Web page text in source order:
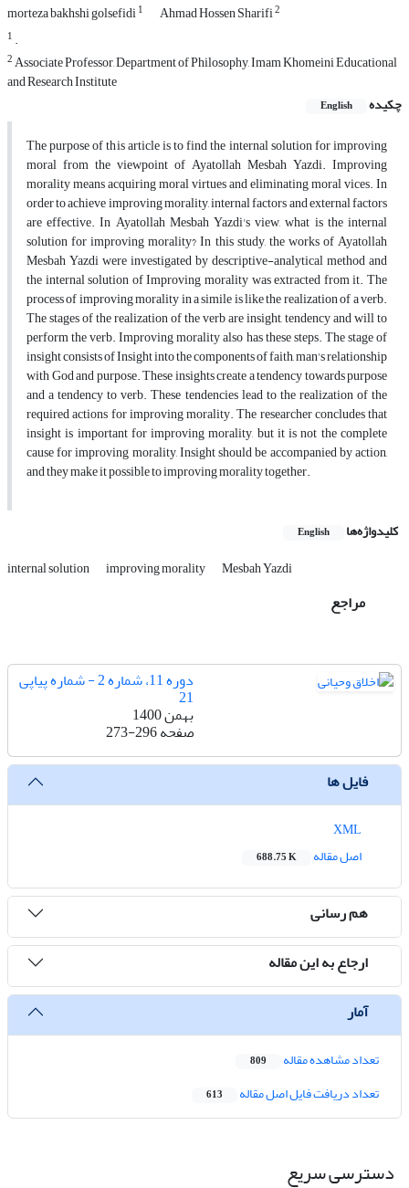
morteza bakhshi golsefidi1 Ahmad Hossen Sharifi2
1 .
2Associate Professor, Department of Philosophy, Imam Khomeini Educational
and Research Institute
چکیده
English
The purpose of this article is to find the internal solution for improving
moral from the viewpoint of Ayatollah Mesbah Yazdi. Improving
morality means acquiring moral virtues and eliminating moral vices. In
order to achieve improving morality, internal factors and external factors
are effective. In Ayatollah Mesbah Yazdi's view, what is the internal
solution for improving morality? In this study, the works of Ayatollah
Mesbah Yazdi were investigated by descriptive-analytical method and
the internal solution of Improving morality was extracted from it. The
process of improving morality in a simile is like the realization of a verb.
The stages of the realization of the verb are insight, tendency and will to
perform the verb. Improving morality also has these steps. The stage of
insight consists of Insight into the components of faith, man's relationship
with God and purpose. These insights create a tendency towards purpose
and a tendency to verb. These tendencies lead to the realization of the
required actions for improving morality. The researcher concludes that
insight is important for improving morality, but it is not the complete
cause for improving morality, Insight should be accompanied by action,
and they make it possible to improving morality together.
کلیدواژه‌ها English
internal solution improving morality Mesbah Yazdi
مراجع
دوره 11، شماره 2 - شماره پیاپی
21
بهمن 1400
صفحه273-296
فایل ها
اصل مقاله
688.75 K
هم رسانی
ارجاع به این مقاله
آمار
تعداد مشاهده مقاله 809
تعداد دریافت فایل اصل مقاله 613
دسترسی سریع